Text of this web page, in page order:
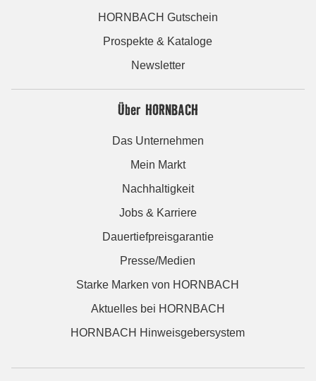
HORNBACH Gutschein
Prospekte & Kataloge
Newsletter
Über HORNBACH
Das Unternehmen
Mein Markt
Nachhaltigkeit
Jobs & Karriere
Dauertiefpreisgarantie
Presse/Medien
Starke Marken von HORNBACH
Aktuelles bei HORNBACH
HORNBACH Hinweisgebersystem